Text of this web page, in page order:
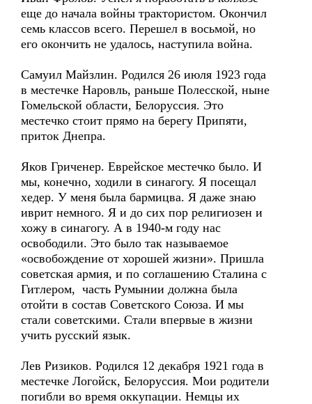
еще до начала войны трактористом. Окончил
семь классов всего. Перешел в восьмой, но
его окончить не удалось, наступила война.
Самуил Майзлин. Родился 26 июля 1923 года
в местечке Наровль, раньше Полесской, ныне
Гомельской области, Белоруссия. Это
местечко стоит прямо на берегу Припяти,
приток Днепра.
Яков Гриченер. Еврейское местечко было. И
мы, конечно, ходили в синагогу. Я посещал
хедер. У меня была бармицва. Я даже знаю
иврит немного. Я и до сих пор религиозен и
хожу в синагогу. А в 1940-м году нас
освободили. Это было так называемое
«освобождение от хорошей жизни». Пришла
советская армия, и по соглашению Сталина с
Гитлером, часть Румынии должна была
отойти в состав Советского Союза. И мы
стали советскими. Стали впервые в жизни
учить русский язык.
Лев Ризиков. Родился 12 декабря 1921 года в
местечке Логойск, Белоруссия. Мои родители
погибли во время оккупации. Немцы их